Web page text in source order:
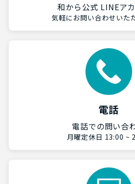
和から公式 LINEア
気軽にお問い合わせいた
電話
電話での問い合
月曜定休日 13:00 ~